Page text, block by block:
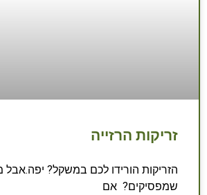
זריקות הרזייה
הזריקות הורידו לכם במשקל? יפה.אבל
שמפסיקים? אם